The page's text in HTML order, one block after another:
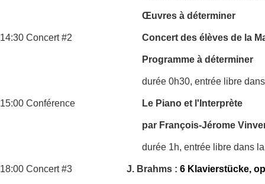
Œuvres à déterminer
14:30 Concert #2 Concert des élèves de la
Programme à déterminer
durée 0h30, entrée libre
15:00 Conférence Le Piano et l'Interprète
par François-Jérome
durée 1h, entrée libre dans
18:00 Concert #3 J. Brahms : 6 Klavierstücke,